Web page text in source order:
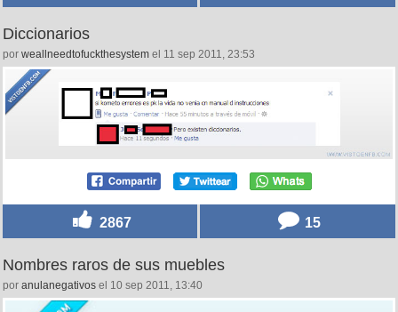
Diccionarios
por weallneedtofuckthesystem el 11 sep 2011, 23:53
2867 15
Nombres raros de sus muebles
por anulanegativos el 10 sep 2011, 13:40